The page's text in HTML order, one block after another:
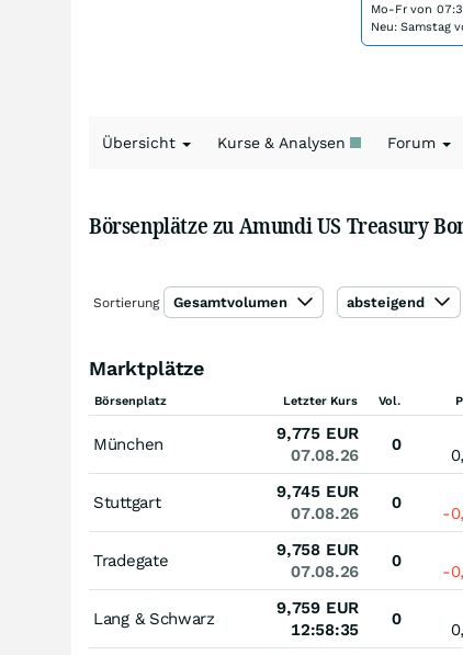
Mo-Fr von
Neu: Samstag
Übersicht Kurse & Analysen Forum
Börsenplätze zu Amundi US Treasury
Sortierung Gesamtvolumen absteigend
Marktplätze
Börsenplatz Letzter Kurs Vol.
München
9,775 EUR
07.08.26
0
Stuttgart
9,745 EUR
07.08.26
0
-
Tradegate
9,758 EUR
07.08.26
0
-
Lang & Schwarz
9,759 EUR
12:58:35
0